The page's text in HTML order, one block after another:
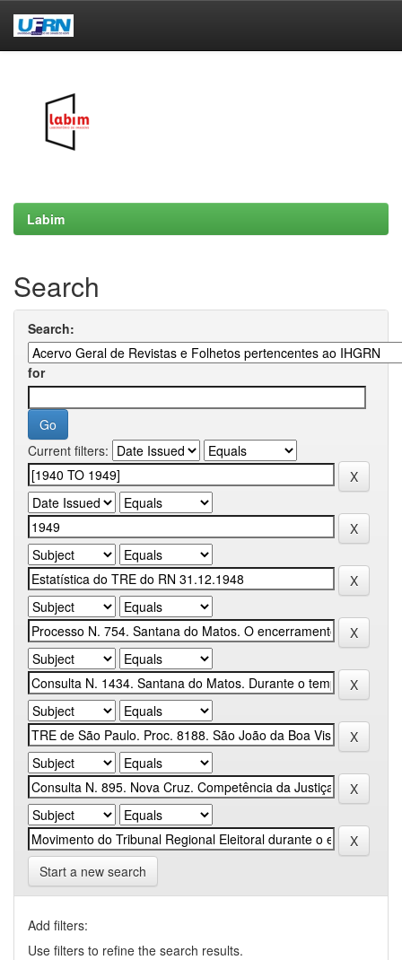
Labim
Search
Search:
for
Current filters:
Start a new search
Add filters:
Use filters to refine the search results.